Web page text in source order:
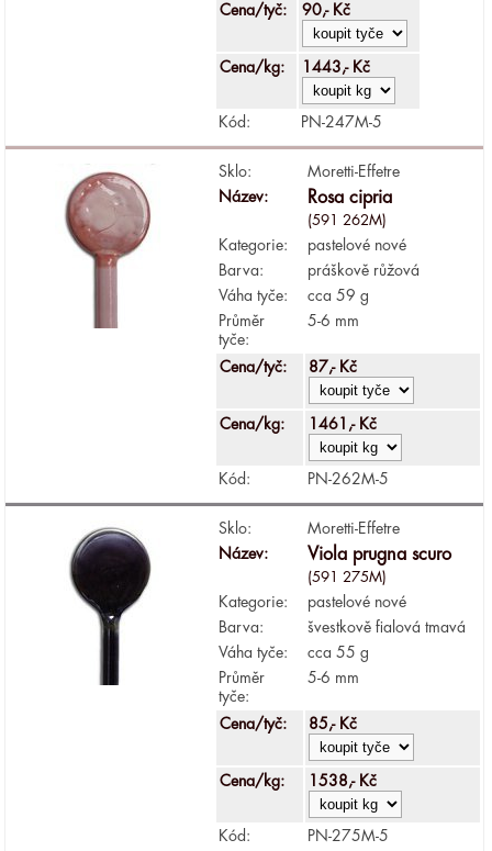
Cena/tyč: 90,- Kč
Cena/kg: 1443,- Kč
Kód: PN-247M-5
Sklo:
Moretti-Effetre
Název:
Rosa cipria
(591 262M)
Kategorie:
pastelové nové
Barva:
práškově růžová
Váha tyče:
cca 59 g
Průměr
tyče:
5-6 mm
Cena/tyč: 87,- Kč
Cena/kg: 1461,- Kč
Kód: PN-262M-5
Sklo:
Moretti-Effetre
Název:
Viola prugna scuro
(591 275M)
Kategorie:
pastelové nové
Barva:
švestkově fialová tmavá
Váha tyče:
cca 55 g
Průměr
tyče:
5-6 mm
Cena/tyč: 85,- Kč
Cena/kg: 1538,- Kč
Kód: PN-275M-5